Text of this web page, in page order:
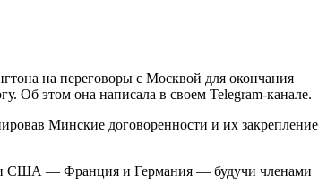
на переговоры с Москвой для окончания
Об этом она написала в своем Telegram-канале.
Минские договоренности и их закрепление
США — Франция и Германия — будучи членами